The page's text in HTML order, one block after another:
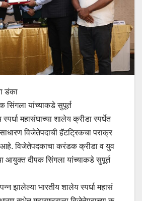
डंका
यांच्याकडे सुपूर्त
महासंघाच्या शालेय क्रीडा स्पर्धेत
विजेतेपदाची हॅटट्रिकचा पराक्र
आहे. विजेतेपदकाचा करंडक क्रीडा व युव
आयुक्त दीपक सिंगला यांच्याकडे सुपूर्त
झालेल्या भारतीय शालेय स्पर्धा महासं